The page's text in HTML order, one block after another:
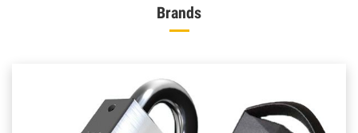
Brands